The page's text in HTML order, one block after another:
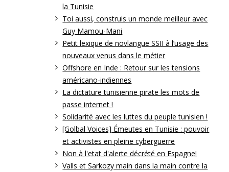
la Tunisie
Toi aussi, construis un monde meilleur avec
Guy Mamou-Mani
Petit lexique de novlangue SSII à l’usage des
nouveaux venus dans le métier
Offshore en Inde : Retour sur les tensions
américano-indiennes
La dictature tunisienne pirate les mots de
passe internet !
Solidarité avec les luttes du peuple tunisien !
[Golbal Voices] Émeutes en Tunisie : pouvoir
et activistes en pleine cyberguerre
Non à l'etat d'alerte décrété en Espagne!
Valls et Sarkozy main dans la main contre la